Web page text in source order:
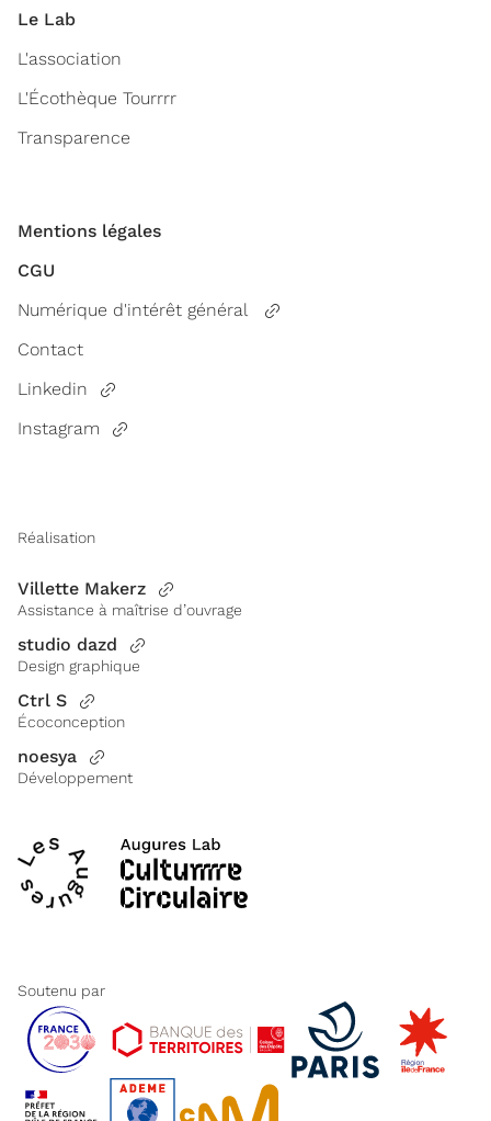
Le Lab
L'association
L'Écothèque Tourrrr
Transparence
Mentions légales
CGU
Numérique d'intérêt général
Contact
Linkedin
Instagram
Réalisation
Villette Makerz
Assistance à maîtrise d’ouvrage
studio dazd
Design graphique
Ctrl S
Écoconception
noesya
Développement
Soutenu par